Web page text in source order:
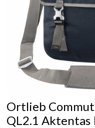
Ortlieb
QL2.1 Aktentas